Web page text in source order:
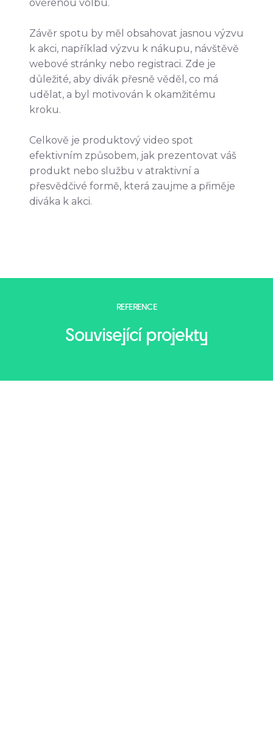
ověřenou volbu.
Závěr spotu by měl obsahovat jasnou výzvu
k akci, například výzvu k nákupu, návštěvě
webové stránky nebo registraci. Zde je
důležité, aby divák přesně věděl, co má
udělat, a byl motivován k okamžitému
kroku.
Celkově je produktový video spot
efektivním způsobem, jak prezentovat váš
produkt nebo službu v atraktivní a
přesvědčivé formě, která zaujme a přiměje
diváka k akci.
REFERENCE
Související projekty